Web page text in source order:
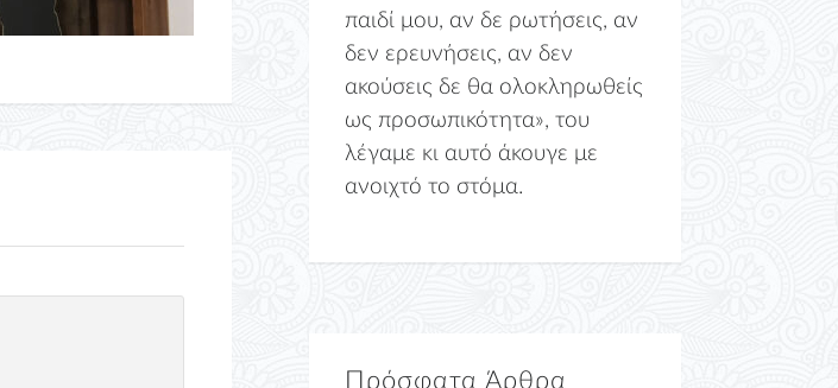
παιδί μου, αν δε ρωτήσεις, αν
δεν ερευνήσεις, αν δεν
ακούσεις δε θα ολοκληρωθείς
ως προσωπικότητα», του
λέγαμε κι αυτό άκουγε με
ανοιχτό το στόμα.
Πρόσφατα Άρθρα